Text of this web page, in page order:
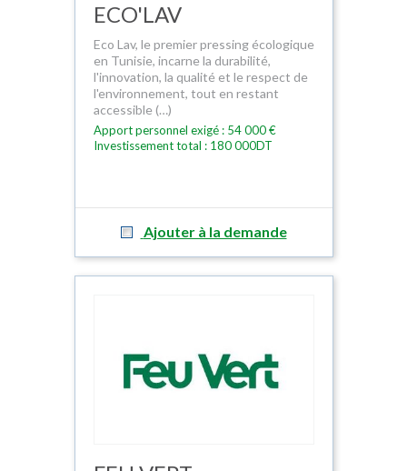
ECO'LAV
Eco Lav, le premier pressing écologique
en Tunisie, incarne la durabilité,
l'innovation, la qualité et le respect de
l'environnement, tout en restant
accessible (…)
Apport personnel exigé : 54 000 €
Investissement total : 180 000DT
Ajouter à la demande